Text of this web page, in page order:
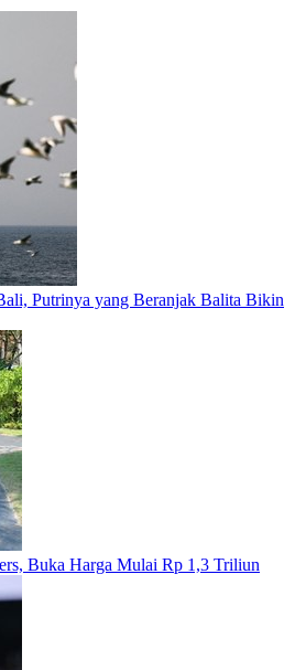
Putrinya yang Beranjak Balita Bikin
Buka Harga Mulai Rp 1,3 Triliun